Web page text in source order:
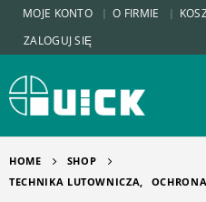
MOJE KONTO O FIRMIE
ZALOGUJ SIĘ
HOME
SHOP
TECHNIKA LUTOWNICZA,